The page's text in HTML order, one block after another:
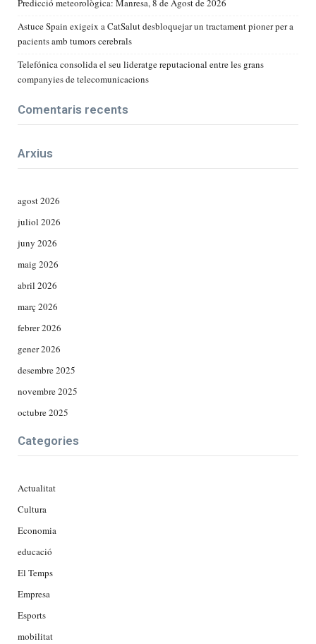
Predicció meteorològica: Manresa, 8 de Agost de 2026
Astuce Spain exigeix a CatSalut desbloquejar un tractament pioner per a
pacients amb tumors cerebrals
Telefónica consolida el seu lideratge reputacional entre les grans
companyies de telecomunicacions
Comentaris recents
Arxius
agost 2026
juliol 2026
juny 2026
maig 2026
abril 2026
març 2026
febrer 2026
gener 2026
desembre 2025
novembre 2025
octubre 2025
Categories
Actualitat
Cultura
Economia
educació
El Temps
Empresa
Esports
mobilitat